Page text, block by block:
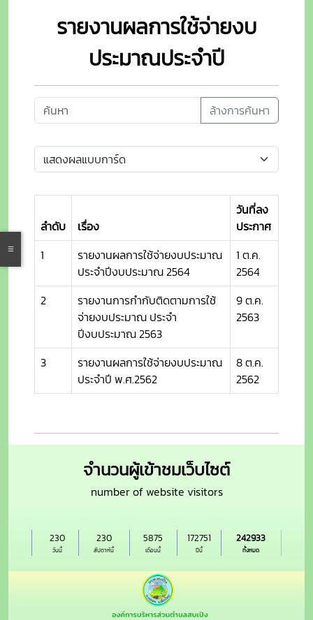
รายงานผลการใช้จ่ายงบ
ประมาณประจำปี
ล้างการค้นหา
ลำดับ เรื่อง
วันที่ลง
ประกาศ
1
รายงานผลการใช้จ่ายงบประมาณ
ประจำปีงบประมาณ 2564
1 ต.ค.
2564
2
รายงานการกำกับติดตามการใช้
จ่ายงบประมาณ ประจำ
ปีงบประมาณ 2563
9 ต.ค.
2563
3
รายงานผลการใช้จ่ายงบประมาณ
ประจำปี พ.ศ.2562
8 ต.ค.
2562
จำนวนผู้เข้าชมเว็บไซต์
number of website visitors
วันนี้
230
สัปดาห์นี้
230
เดือนนี้
5875
ปีนี้
172751
ทั้งหมด
242933